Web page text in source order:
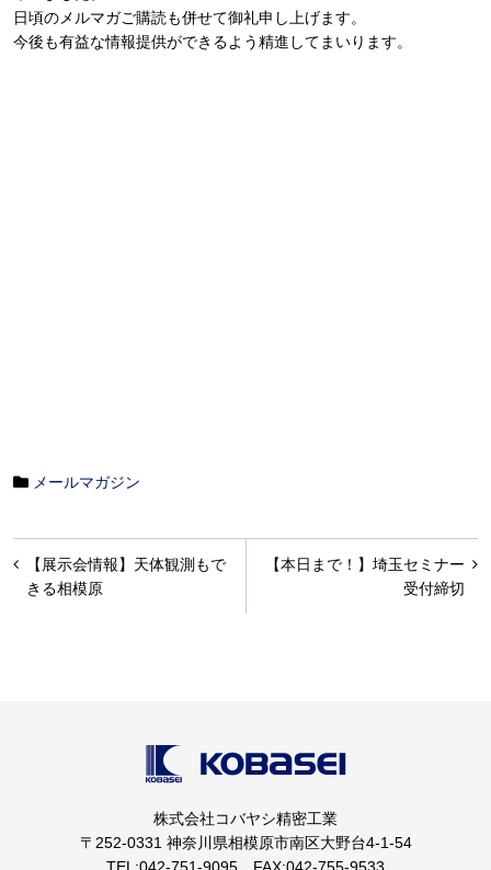
日頃のメルマガご購読も併せて御礼申し上げます。
今後も有益な情報提供ができるよう精進してまいります。
メールマガジン
投
稿
【本日まで！】埼玉セミナー
受付締切
【展示会情報】天体観測もで
きる相模原
株式会社コバヤシ精密工業
〒252-0331 神奈川県相模原市南区大野台4-1-54